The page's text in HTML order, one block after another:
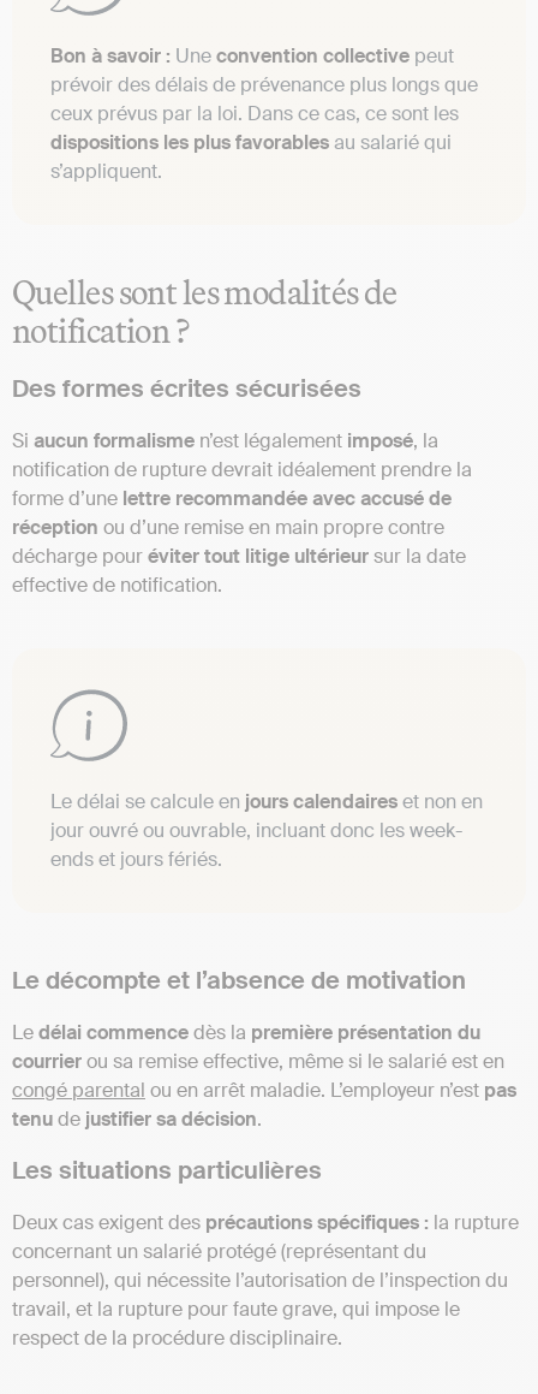
Bon à savoir : Uneconvention collective peut
prévoir des délais de prévenance plus longs que
ceux prévus par la loi. Dans ce cas, ce sont les
dispositions les plus favorablesau salarié qui
s’appliquent.
Quelles sont les modalités de
notification ?
Des formes écrites sécurisées
Si aucun formalisme n’est légalement imposé, la
notification de rupture devrait idéalement prendre la
forme d’une lettre recommandée avec accusé de
réception ou d’une remise en main propre contre
décharge pouréviter tout litige ultérieursur la date
effective de notification.
Le délai se calcule en jours calendaireset non en
jour ouvré ou ouvrable, incluant donc les week-
ends et jours fériés.
Le décompte et l’absence de motivation
Ledélai commencedès la première présentation du
courrierou sa remise effective, même si le salarié est en
congé parental ou en arrêt maladie. L’employeur n’est pas
tenude justifier sa décision.
Les situations particulières
Deux cas exigent des précautions spécifiques : la rupture
concernant un salarié protégé (représentant du
personnel), qui nécessite l’autorisation de l’inspection du
travail, et la rupture pour faute grave, qui impose le
respect de la procédure disciplinaire.